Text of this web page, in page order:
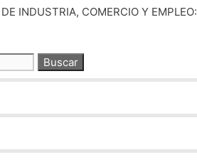
INDUSTRIA, COMERCIO Y EMPLEO: